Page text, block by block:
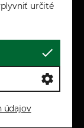
určité
údajov